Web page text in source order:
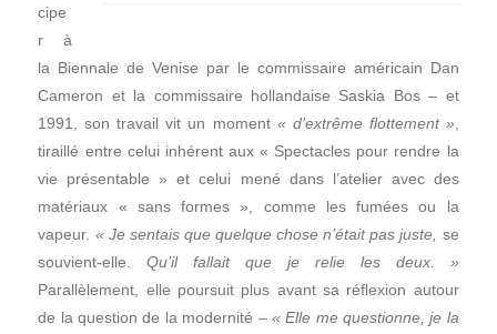
cipe
r à
la Biennale de Venise par le commissaire américain Dan
Cameron et la commissaire hollandaise Saskia Bos – et
1991, son travail vit un moment « d’extrême flottement »
tiraillé entre celui inhérent aux « Spectacles pour rendre la
vie présentable » et celui mené dans l’atelier avec des
matériaux « sans formes », comme les fumées ou la
vapeur. « Je sentais que quelque chose n’était pas juste, se
souvient-elle.Qu’il fallait que je relie les deux. »
Parallèlement, elle poursuit plus avant sa réflexion autour
de la question de la modernité – « Elle me questionne, je la